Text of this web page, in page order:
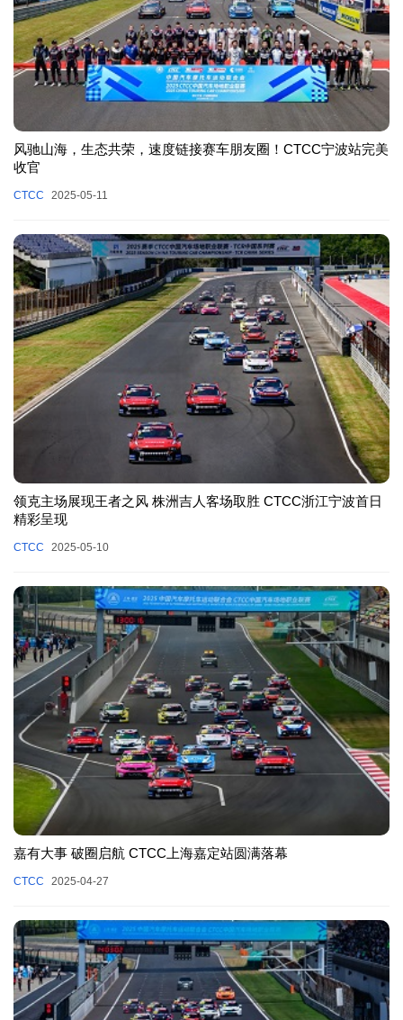
风驰山海，生态共荣，速度链接赛车朋友圈！CTCC宁波站完美
收官
CTCC 2025-05-11
领克主场展现王者之风 株洲吉人客场取胜 CTCC浙江宁波首日
精彩呈现
CTCC 2025-05-10
嘉有大事 破圈启航 CTCC上海嘉定站圆满落幕
CTCC 2025-04-27